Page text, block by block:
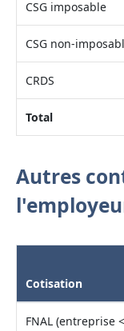
CSG imposable
CSG non-
CRDS
Total
Autres
Cotisation
FNAL (entreprise